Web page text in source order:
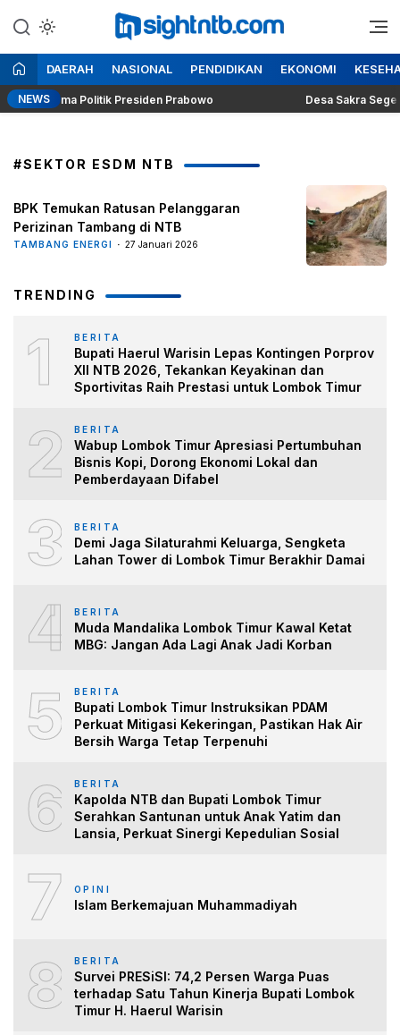
ke
konten
Insight NTB
Berita Seputar NTB
DAERAH NASIONAL PENDIDIKAN EKONOMI
NEWS
Dilema Politik Presiden Prabowo Desa Sakra Segera
#SEKTOR ESDM NTB
BPK Temukan Ratusan Pelanggaran
Perizinan Tambang di NTB
TAMBANG ENERGI 27 Januari 2026
TRENDING
1 BERITA
Bupati Haerul Warisin Lepas Kontingen Porprov
XII NTB 2026, Tekankan Keyakinan dan
Sportivitas Raih Prestasi untuk Lombok Timur
2 BERITA
Wabup Lombok Timur Apresiasi Pertumbuhan
Bisnis Kopi, Dorong Ekonomi Lokal dan
Pemberdayaan Difabel
3 BERITA
Demi Jaga Silaturahmi Keluarga, Sengketa
Lahan Tower di Lombok Timur Berakhir Damai
4 BERITA
Muda Mandalika Lombok Timur Kawal Ketat
MBG: Jangan Ada Lagi Anak Jadi Korban
5 BERITA
Bupati Lombok Timur Instruksikan PDAM
Perkuat Mitigasi Kekeringan, Pastikan Hak Air
Bersih Warga Tetap Terpenuhi
6 BERITA
Kapolda NTB dan Bupati Lombok Timur
Serahkan Santunan untuk Anak Yatim dan
Lansia, Perkuat Sinergi Kepedulian Sosial
7 OPINI
Islam Berkemajuan Muhammadiyah
8 BERITA
Survei PRESiSI: 74,2 Persen Warga Puas
terhadap Satu Tahun Kinerja Bupati Lombok
Timur H. Haerul Warisin